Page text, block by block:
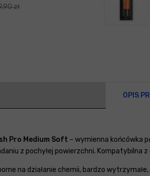
zł
OPIS
Pro Medium Soft – wymienna końcówka
z pochyłej powierzchni. Kompatybilna
na działanie chemii, bardzo wytrzymałe,